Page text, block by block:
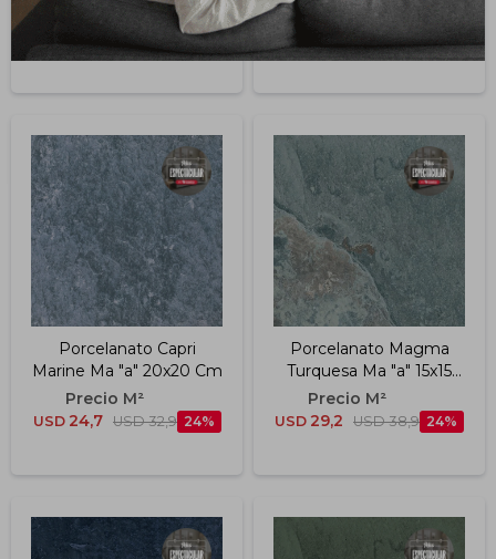
USD 61,0 25 USD 32,9 24
Porcelanato Capri
Marine Ma "a" 20x20 Cm
USD 24,7 USD 32,9 24
Porcelanato Magma
Turquesa Ma "a" 15x15
Cm
USD 29,2 USD 38,9 24